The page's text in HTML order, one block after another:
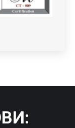
: